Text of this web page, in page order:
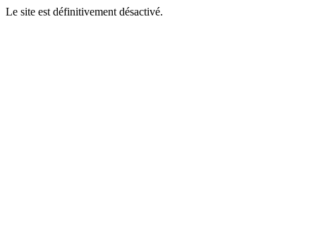
Le site est définitivement désactivé.